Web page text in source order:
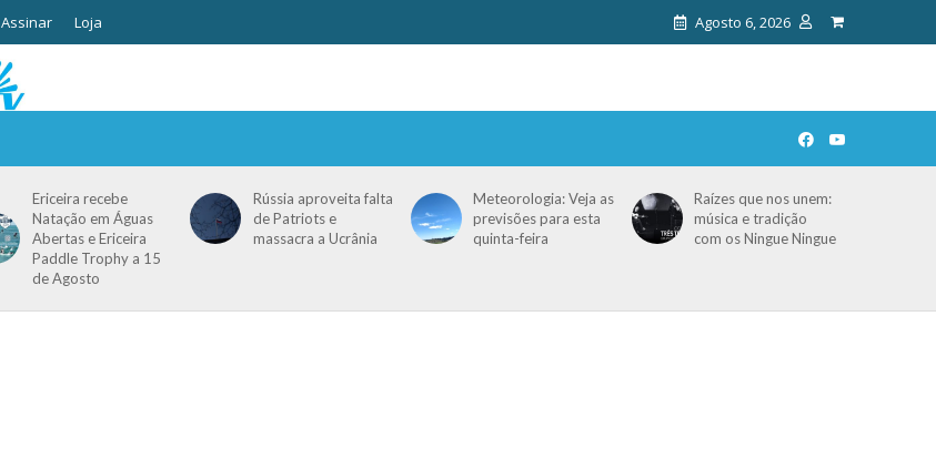
Assinar Loja Agosto 6, 2026
Ericeira recebe
Natação em Águas
Abertas e Ericeira
Paddle Trophy a 15
de Agosto
Rússia aproveita falta
de Patriots e
massacra a Ucrânia
Meteorologia: Veja as
previsões para esta
quinta-feira
Raízes que nos unem:
música e tradição
com os Ningue Ningue